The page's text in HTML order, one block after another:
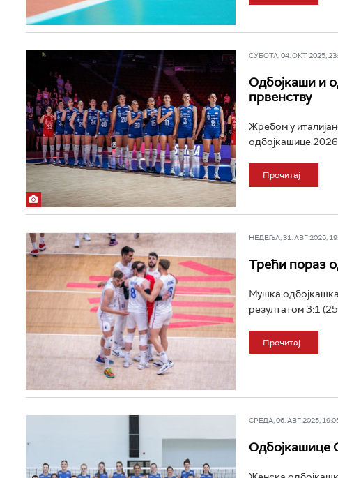
СУБОТА, 04. ОКТ 2025,
Одбојкаши и
првенству
Жребом у
одбојкашице
Прочитај
НЕДЕЉА, 31. АВГ 2025,
Трећи пораз
Мушка
резултатом 3:1
Прочитај
СРЕДА, 06. АВГ 2025,
Одбојкашице